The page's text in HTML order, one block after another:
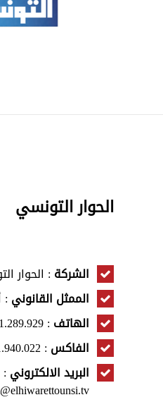
الحوار التونسي
الشركة : الحوار
الممثل القانوني :
الهاتف : 71.289.929
الفاكس : 71.940.022
البريد الالكتروني :